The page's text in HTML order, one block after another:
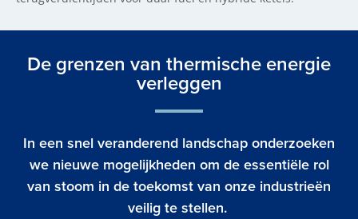
De grenzen van thermische energie
verleggen
In een snel veranderend landschap onderzoeken
we nieuwe mogelijkheden om de essentiële rol
van stoom in de toekomst van onze industrieën
veilig te stellen.